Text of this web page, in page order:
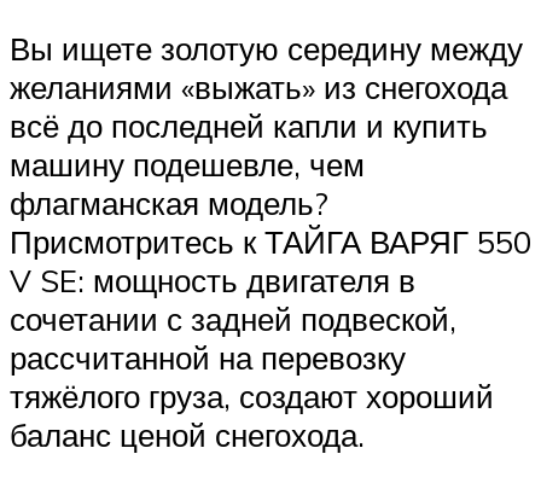
Вы ищете золотую середину между
желаниями «выжать» из снегохода
всё до последней капли и купить
машину подешевле, чем
флагманская модель?
Присмотритесь к ТАЙГА ВАРЯГ 550
V SE: мощность двигателя в
сочетании с задней подвеской,
рассчитанной на перевозку
тяжёлого груза, создают хороший
баланс ценой снегохода.